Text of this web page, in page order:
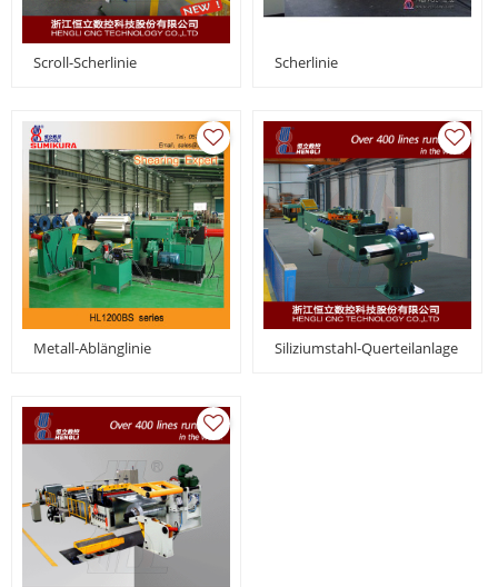
Scroll-Scherlinie Scherlinie
Metall-Ablänglinie Siliziumstahl-Querteilanlage